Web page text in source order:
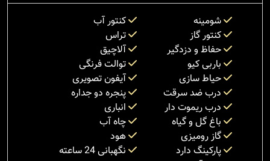
شومینه
کنتور آب
کنتور گاز
تراس
حفاظ و دزدگیر
آلاچیق
باربی کیو
توالت فرنگی
حیاط سازی
آیفون تصویری
درب ضد سرقت
پنجره دو جداره
درب ریموت دار
انباری
باغ گل و گیاه
چاه آب
گاز رومیزی
هود
پارکینگ دارد
نگهبانی 24 ساعته